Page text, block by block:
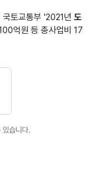
토교통부 '2021년 도
억원 등 총사업비 17
습니다.